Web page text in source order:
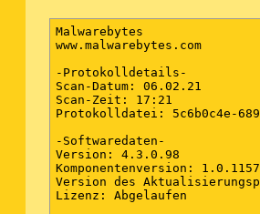
Malwarebytes
www.malwarebytes.com
-Protokolldetails-
Scan-Datum: 06.02.21
Scan-Zeit: 17:21
Protokolldatei: 5c6b0c4e-
-Softwaredaten-
Version: 4.3.0.98
Komponentenversion: 1.0.1157
Version des
Lizenz: Abgelaufen